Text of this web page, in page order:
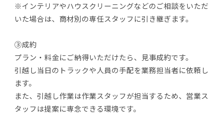
※インテリアやハウスクリーニングなどのご相談をいただ
いた場合は、商材別の専任スタッフに引き継ぎます。
③成約
プラン・料金にご納得いただけたら、見事成約です。
引越し当日のトラックや人員の手配を業務担当者に依頼し
ます。
また、引越し作業は作業スタッフが担当するため、営業ス
タッフは提案に専念できる環境です。